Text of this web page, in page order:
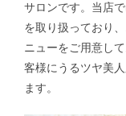
サロンです。 当店
を取り扱っており、
ニューをご用意して
客様にうるツヤ美
ます。